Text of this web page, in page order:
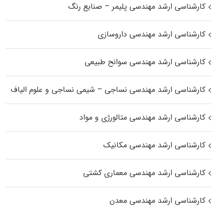
کارشناسی ارشد مهندسی پلیمر – صنایع رنگ
کارشناسی ارشد مهندسی داروسازی
کارشناسی ارشد مهندسی سوانح طبیعی
کارشناسی ارشد مهندسی نساجی – شیمی نساجی و علوم الیاف
کارشناسی ارشد مهندسی متالورژی و مواد
کارشناسی ارشد مهندسی مکانیک
کارشناسی ارشد مهندسی معماری کشتی
کارشناسی ارشد مهندسی معدن